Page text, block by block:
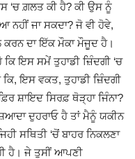
‘ਚ ਗ਼ਲਤ ਕੀ ਹੈ? ਕੀ ਉਸ ਨੂੰ
ਨਹੀਂ ਜਾ ਸਕਦਾ? ਜੋ ਵੀ ਹੋਵੇ,
ਕਰਨ ਦਾ ਇੱਕ ਮੌਕਾ ਮੌਜੂਦ ਹੈ।
ਇਸ ਸਮੇਂ ਤੁਹਾਡੀ ਜ਼ਿੰਦਗੀ ‘ਚ
ਇਸ ਵਕਤ, ਤੁਹਾਡੀ ਜ਼ਿੰਦਗੀ
ਸ਼ਾਇਦ ਸਿਰਫ਼ ਥੋੜ੍ਹਾ ਜਿੰਨਾ?
ਦੁਹਰਾਓ ਹੈ ਤਾਂ ਮੈਨੂੰ ਯਕੀਨ
ਸਥਿਤੀ ‘ਚੋਂ ਬਾਹਰ ਨਿਕਲਣਾ
ਹੈ। ਜੇ ਤੁਸੀਂ ਆਪਣੀ